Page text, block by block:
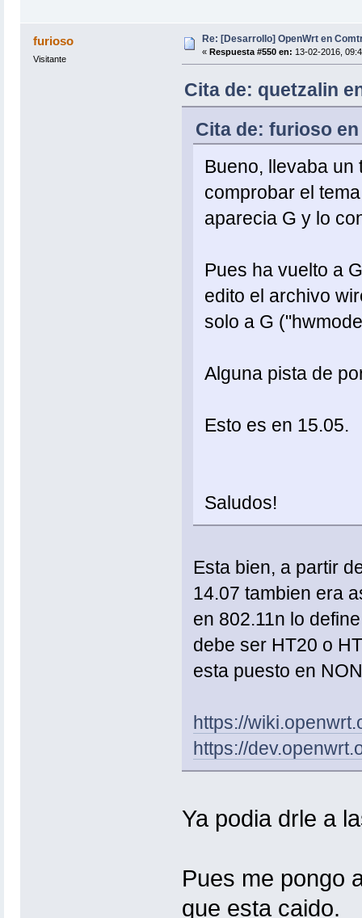
furioso
Visitante
Re: [Desarrollo] OpenWrt en
« Respuesta #550 en: 13-02-2016,
Cita de: quetzalin
Cita de: furioso en
Bueno, llevaba un
comprobar el
aparecia G y lo
Pues ha vuelto a
edito el archivo
solo a G
Alguna pista de
Esto es en 15.05.
Saludos!
Esta bien, a partir
14.07 tambien era
en 802.11n lo
debe ser HT20 o
esta puesto en
https://
https://
Ya podia drle a
Pues me pongo
que esta caido.